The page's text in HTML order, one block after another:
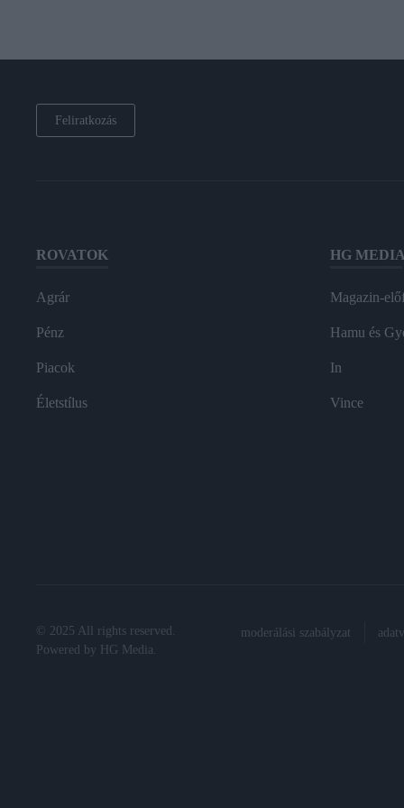
Feliratkozás
ROVATOK
Agrár
Pénz
Piacok
Életstílus
HG MEDIA
Magazin-
Hamu és
In
Vince
© 2025 All rights reserved.
Powered by
HG Media.
moderálási szabályzat